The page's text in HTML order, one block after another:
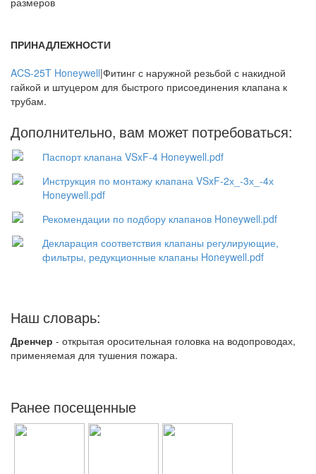
ПРИНАДЛЕЖНОСТИ
ACS-25T Honeywell|Фитинг с наружной резьбой с накидной
гайкой и штуцером для быстрого присоединения клапана к
трубам.
Дополнительно, вам может потребоваться:
Паспорт клапана VSxF-4 Honeywell.pdf
Инструкция по монтажу клапана VSxF-2х_-3х_-4х
Honeywell.pdf
Рекомендации по подбору клапанов Honeywell.pdf
Декларация соответствия клапаны регулирующие,
фильтры, редукционные клапаны Honeywell.pdf
Наш словарь:
Дренчер - открытая оросительная головка на водопроводах,
применяемая для тушения пожара.
Ранее посещенные